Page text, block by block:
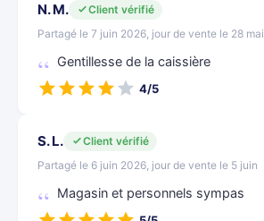
N. M.
Client vérifié
Partagé le 7 juin 2026, jour de vente le 28 mai
Gentillesse de la caissière
4/5
S. L.
Client vérifié
Partagé le 6 juin 2026, jour de vente le 5 juin
Magasin et personnels sympas